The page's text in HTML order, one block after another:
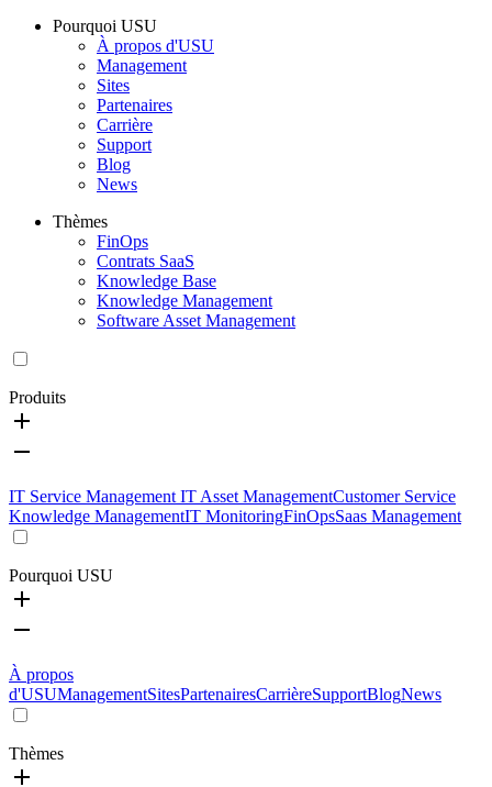
Pourquoi USU
À propos d'USU
Management
Sites
Partenaires
Carrière
Support
Blog
News
Thèmes
FinOps
Contrats SaaS
Knowledge Base
Knowledge Management
Software Asset Management
Produits
IT Service Management IT Asset ManagementCustomer Service
Knowledge ManagementIT MonitoringFinOpsSaas Management
Pourquoi USU
À propos
d'USUManagementSitesPartenairesCarrièreSupportBlogNews
Thèmes